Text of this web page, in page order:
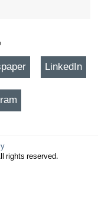
LinkedIn
rights reserved.